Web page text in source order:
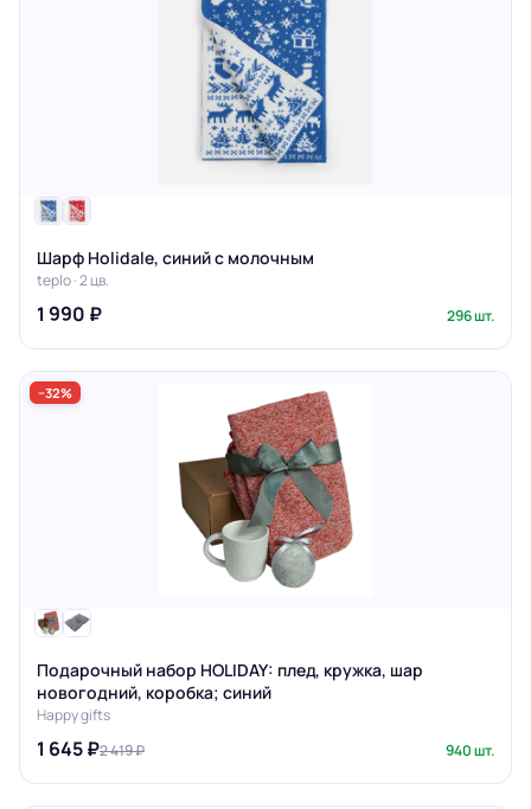
Шарф Holidale, синий с молочным
teplo · 2 цв.
1 990 ₽ 296 шт.
−32%
Подарочный набор HOLIDAY: плед, кружка, шар
новогодний, коробка; синий
Happy gifts
1 645 ₽2 419 ₽ 940 шт.